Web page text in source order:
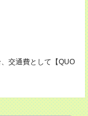
交通費として【QUO